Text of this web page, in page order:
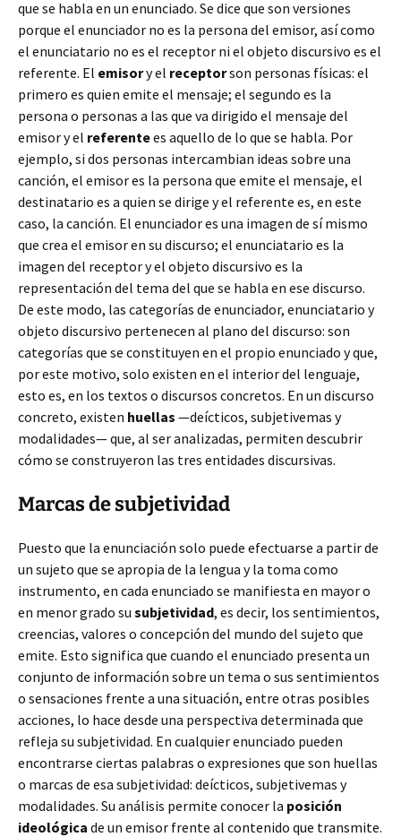
que se habla en un enunciado. Se dice que son versiones
porque el enunciador no es la persona del emisor, así como
el enunciatario no es el receptor ni el objeto discursivo es el
referente. El emisory el receptorson personas físicas: el
primero es quien emite el mensaje; el segundo es la
persona o personas a las que va dirigido el mensaje del
emisor y el referentees aquello de lo que se habla. Por
ejemplo, si dos personas intercambian ideas sobre una
canción, el emisor es la persona que emite el mensaje, el
destinatario es a quien se dirige y el referente es, en este
caso, la canción. El enunciador es una imagen de sí mismo
que crea el emisor en su discurso; el enunciatario es la
imagen del receptor y el objeto discursivo es la
representación del tema del que se habla en ese discurso.
De este modo, las categorías de enunciador, enunciatario y
objeto discursivo pertenecen al plano del discurso: son
categorías que se constituyen en el propio enunciado y que,
por este motivo, solo existen en el interior del lenguaje,
esto es, en los textos o discursos concretos. En un discurso
concreto, existen huellas —deícticos, subjetivemas y
modalidades— que, al ser analizadas, permiten descubrir
cómo se construyeron las tres entidades discursivas.
Marcas de subjetividad
Puesto que la enunciación solo puede efectuarse a partir de
un sujeto que se apropia de la lengua y la toma como
instrumento, en cada enunciado se manifiesta en mayor o
en menor grado su subjetividad, es decir, los sentimientos,
creencias, valores o concepción del mundo del sujeto que
emite. Esto significa que cuando el enunciado presenta un
conjunto de información sobre un tema o sus sentimientos
o sensaciones frente a una situación, entre otras posibles
acciones, lo hace desde una perspectiva determinada que
refleja su subjetividad. En cualquier enunciado pueden
encontrarse ciertas palabras o expresiones que son huellas
o marcas de esa subjetividad: deícticos, subjetivemas y
modalidades. Su análisis permite conocer la posición
ideológica de un emisor frente al contenido que transmite.